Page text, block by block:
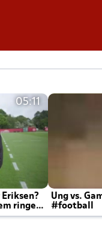
05:11
ringer
Ung vs.
#football